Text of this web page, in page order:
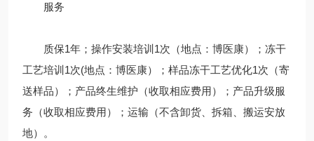
服务
质保1年；操作安装培训1次（地点：博医康）；冻干
工艺培训1次(地点：博医康）；样品冻干工艺优化1次（寄
送样品）；产品终生维护（收取相应费用）；产品升级服
务（收取相应费用）；运输（不含卸货、拆箱、搬运安放
地）。